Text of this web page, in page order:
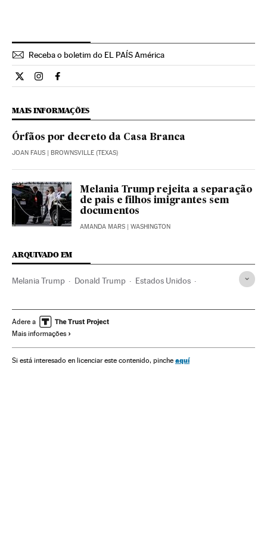
Receba o boletim do EL PAÍS América
Internacional El País Brasil en Twitter
Internacional El País Brasil en Instagram
Internacional El País Brasil en Facebook
MAIS INFORMAÇÕES
Órfãos por decreto da Casa Branca
JOAN FAUS | BROWNSVILLE (TEXAS)
Melania Trump rejeita a separação
de pais e filhos imigrantes sem
documentos
AMANDA MARS | WASHINGTON
ARQUIVADO EM
Melania Trump Donald Trump Estados Unidos
Crise famílias migrantes América Central
Imigrantes latinoamericanos
Crise humanitária Problemas demográficos Catástrofes
Adere a
Mais informações
Si está interesado en licenciar este contenido, pinche aquí